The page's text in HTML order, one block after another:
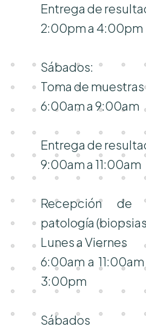
Entrega de
2:00pm a 4:00pm
Sábados:
Toma de muestras
6:00am a 9:00am
Entrega de
9:00am a 11:00am
Recepción de
patología
Lunes a Viernes
6:00am a
3:00pm
Sábados